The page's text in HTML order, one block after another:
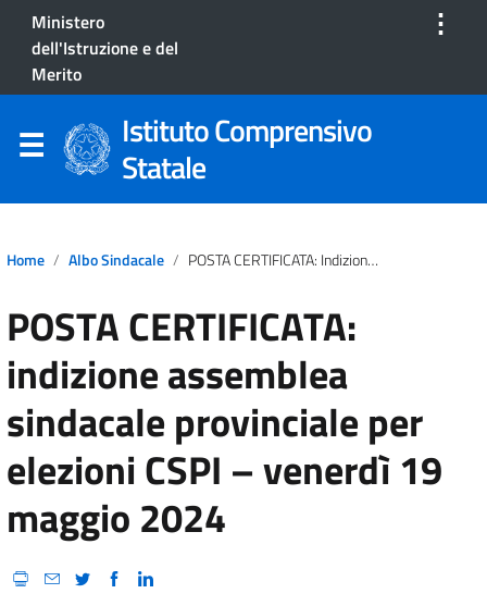
Ministero
dell'Istruzione e del
Merito
⋮
Istituto Comprensivo
Statale
Home Albo Sindacale POSTA CERTIFICATA: Indizione Assemblea Sindacale Provinciale Per Elezioni CSPI – Venerdì 19 Maggio 2024
POSTA CERTIFICATA:
indizione assemblea
sindacale provinciale per
elezioni CSPI – venerdì 19
maggio 2024